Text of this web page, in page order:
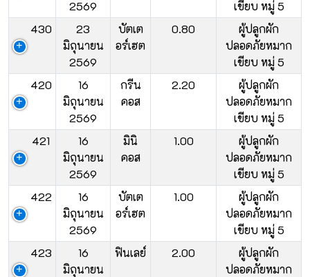
2569
เขียบ หมู่ 5
430
23
มิถุนายน
2569
บัตเต
อร์เฮต
0.80
ผู้ปลูกผัก
ปลอดภัยหมาก
เขียบ หมู่ 5
420
16
มิถุนายน
2569
กรีน
คอส
2.20
ผู้ปลูกผัก
ปลอดภัยหมาก
เขียบ หมู่ 5
421
16
มิถุนายน
2569
มินิ
คอส
1.00
ผู้ปลูกผัก
ปลอดภัยหมาก
เขียบ หมู่ 5
422
16
มิถุนายน
2569
บัตเต
อร์เฮต
1.00
ผู้ปลูกผัก
ปลอดภัยหมาก
เขียบ หมู่ 5
423
16
มิถุนายน
ฟินเลย์ 2.00
ผู้ปลูกผัก
ปลอดภัยหมาก